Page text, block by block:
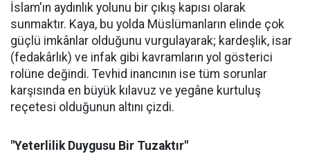
İslam'ın aydınlık yolunu bir çıkış kapısı olarak
sunmaktır. Kaya, bu yolda Müslümanların elinde çok
güçlü imkânlar olduğunu vurgulayarak; kardeşlik, isar
(fedakârlık) ve infak gibi kavramların yol gösterici
rolüne değindi. Tevhid inancının ise tüm sorunlar
karşısında en büyük kılavuz ve yegâne kurtuluş
reçetesi olduğunun altını çizdi.
"Yeterlilik Duygusu Bir Tuzaktır"